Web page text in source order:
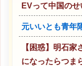
EVって中国の
元いいとも青年
【困惑】明石
になったらつま